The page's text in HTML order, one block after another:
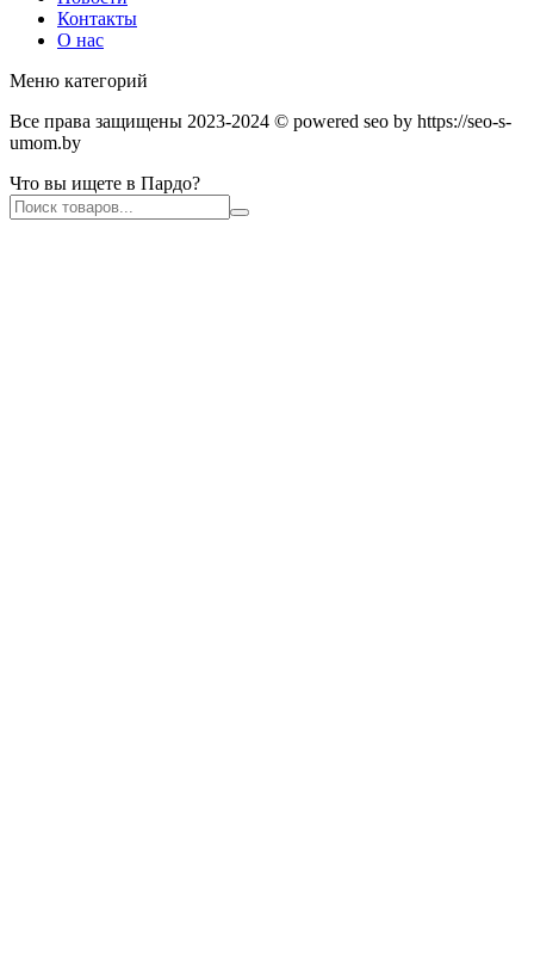
Контакты
О нас
Меню категорий
Все права защищены 2023-2024 © powered seo by https://seo-s-
umom.by
Что вы ищете в Пардо?